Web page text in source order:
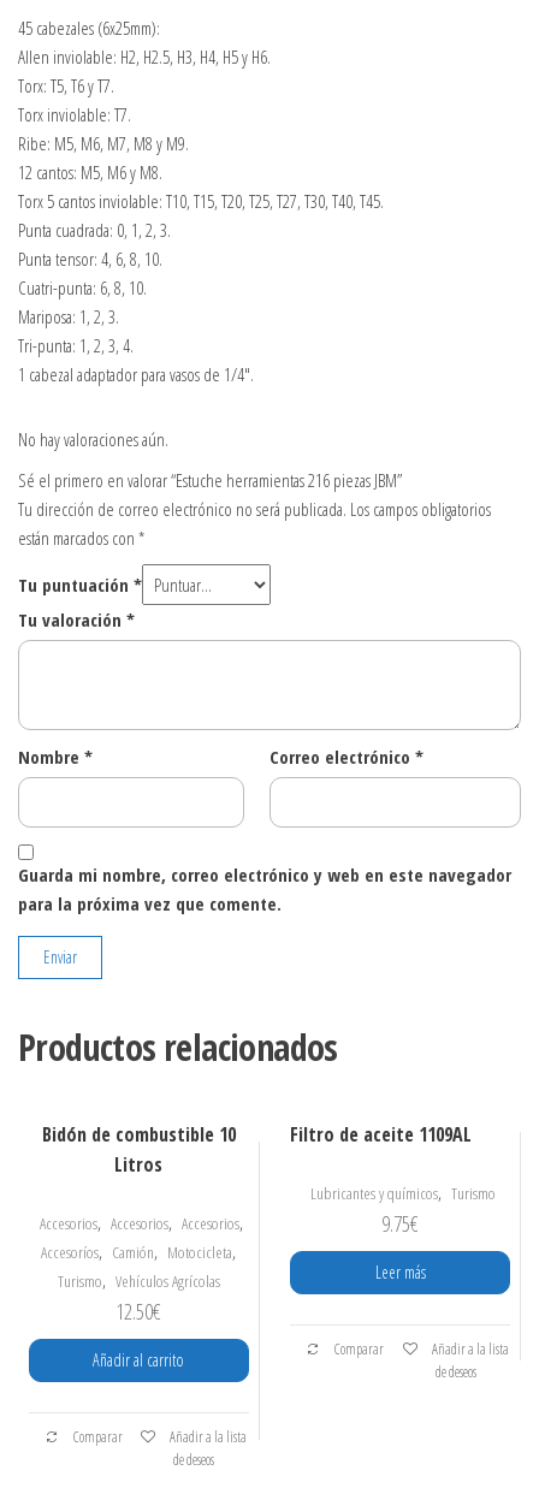
45 cabezales (6x25mm):
Allen inviolable: H2, H2.5, H3, H4, H5 y H6.
Torx: T5, T6 y T7.
Torx inviolable: T7.
Ribe: M5, M6, M7, M8 y M9.
12 cantos: M5, M6 y M8.
Torx 5 cantos inviolable: T10, T15, T20, T25, T27, T30, T40, T45.
Punta cuadrada: 0, 1, 2, 3.
Punta tensor: 4, 6, 8, 10.
Cuatri-punta: 6, 8, 10.
Mariposa: 1, 2, 3.
Tri-punta: 1, 2, 3, 4.
1 cabezal adaptador para vasos de 1/4″.
No hay valoraciones aún.
Sé el primero en valorar “Estuche herramientas 216 piezas JBM”
Tu dirección de correo electrónico no será publicada. Los campos obligatorios
están marcados con *
Tu puntuación *
Tu valoración *
Nombre * Correo electrónico *
Guarda mi nombre, correo electrónico y web en este navegador
para la próxima vez que comente.
Productos relacionados
Bidón de combustible 10
Litros
Accesorios, Accesorios, Accesorios,
Accesoríos, Camión, Motocicleta,
Turismo, Vehículos Agrícolas
12.50€
Añadir al carrito
Comparar
Añadir a la lista
de deseos
Filtro de aceite 1109AL
Lubricantes y químicos, Turismo
9.75€
Leer más
Comparar
Añadir a la lista
de deseos